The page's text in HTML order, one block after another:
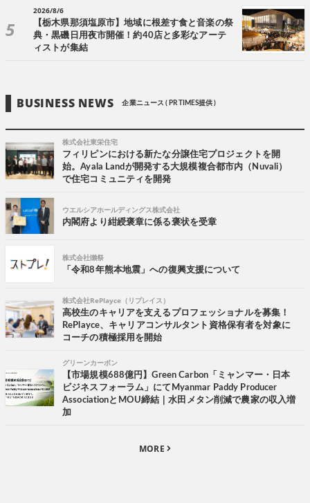
2026/8/6
【栃木県那須塩原市】地域に根差す食と音楽の祭
典・黒磯日用夜市開催！約40店と多彩なアーテ
ィストが集結
BUSINESS NEWS 企業ニュース ( PR TIMES提供 )
株式会社東栄住宅
フィリピンにおける新たな分譲住宅プロジェクトを開
始。Ayala Landが開発する大規模複合都市内（Nuvali）
で住宅コミュニティを開発
ウエルシアホールディングス株式会社
内閣府より紺綬褒章に係る褒状を受章
株式会社獺祭
「令和8年熊本地震」への復興支援について
株式会社RePlayce（リプレイス）
高校生のキャリアを支えるプロフェッショナルを募集！
RePlayce、キャリアコンサルタント資格保有者を対象に
コーチの積極採用を開始
グリーンカーボン
【市場規模688億円】Green Carbon「ミャンマー・日本
ビジネスフォーラム」にてMyanmar Paddy Producer
AssociationとMOU締結｜水田メタン削減で農家の収入増
加
MORE